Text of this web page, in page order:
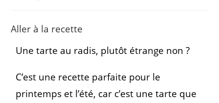
Aller à la recette
Une tarte au radis, plutôt étrange non ?
C’est une recette parfaite pour le
printemps et l’été, car c’est une tarte que